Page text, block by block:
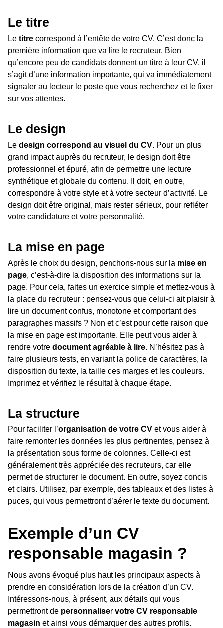
Le titre
Le titre correspond à l’entête de votre CV. C’est donc la
première information que va lire le recruteur. Bien
qu’encore peu de candidats donnent un titre à leur CV, il
s’agit d’une information importante, qui va immédiatement
signaler au lecteur le poste que vous recherchez et le fixer
sur vos attentes.
Le design
Le design correspond au visuel du CV. Pour un plus
grand impact auprès du recruteur, le design doit être
professionnel et épuré, afin de permettre une lecture
synthétique et globale du contenu. Il doit, en outre,
correspondre à votre style et à votre secteur d’activité. Le
design doit être original, mais rester sérieux, pour refléter
votre candidature et votre personnalité.
La mise en page
Après le choix du design, penchons-nous sur la mise en
page, c’est-à-dire la disposition des informations sur la
page. Pour cela, faites un exercice simple et mettez-vous à
la place du recruteur : pensez-vous que celui-ci ait plaisir à
lire un document confus, monotone et comportant des
paragraphes massifs ? Non et c’est pour cette raison que
la mise en page est importante. Elle peut vous aider à
rendre votre document agréable à lire. N’hésitez pas à
faire plusieurs tests, en variant la police de caractères, la
disposition du texte, la taille des marges et les couleurs.
Imprimez et vérifiez le résultat à chaque étape.
La structure
Pour faciliter l’organisation de votre CV et vous aider à
faire remonter les données les plus pertinentes, pensez à
la présentation sous forme de colonnes. Celle-ci est
généralement très appréciée des recruteurs, car elle
permet de structurer le document. En outre, soyez concis
et clairs. Utilisez, par exemple, des tableaux et des listes à
puces, qui vous permettront d’aérer le texte du document.
Exemple d’un CV
responsable magasin ?
Nous avons évoqué plus haut les principaux aspects à
prendre en considération lors de la création d’un CV.
Intéressons-nous, à présent, aux détails qui vous
permettront de personnaliser votre CV responsable
magasin et ainsi vous démarquer des autres profils.